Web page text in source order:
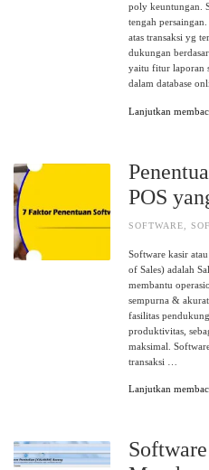
poly keuntungan.
tengah
atas transaksi yg
dukungan
yaitu fitur laporan
dalam database
Lanjutkan
POS
SOFTWARE ,
Software kasir
of Sales) adalah
membantu
sempurna &
fasilitas
produktivitas,
maksimal.
transaksi …
Lanjutkan